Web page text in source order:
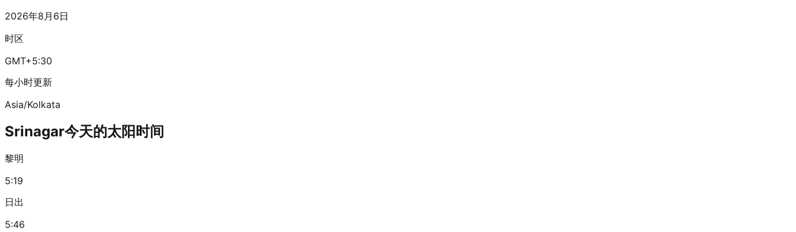
2026年8月6日
时区
GMT+5:30
每小时更新
Asia/Kolkata
Srinagar今天的太阳时间
黎明
5:19
日出
5:46